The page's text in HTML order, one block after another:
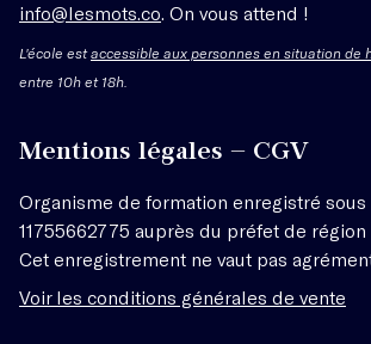
info@lesmots.co. On vous attend !
L'école estaccessible aux personnes en situation de
entre 10h et 18h.
Mentions légales – CGV
Organisme de formation enregistré
11755662775 auprès du préfet de
Cet enregistrement ne vaut pas
Voir les conditions générales de vente